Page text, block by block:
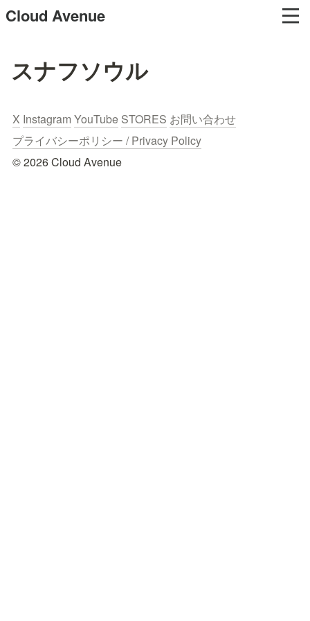
Cloud Avenue
スナフソウル
X Instagram YouTube STORES お問い合わせ
プライバシーポリシー / Privacy Policy
© 2026 Cloud Avenue